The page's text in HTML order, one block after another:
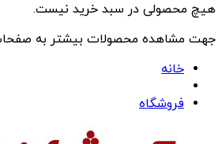
هیچ محصولی در سبد خرید نیست.
جهت مشاهده محصولات بیشتر به صفحات
خانه
فروشگاه